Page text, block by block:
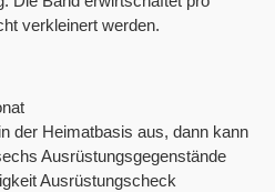
verkleinert werden.
der Heimatbasis aus, dann kann
Ausrüstungsgegenstände
Ausrüstungscheck